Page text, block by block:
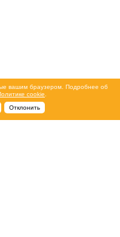
вашим браузером. Подробнее об
cookie
Отклонить